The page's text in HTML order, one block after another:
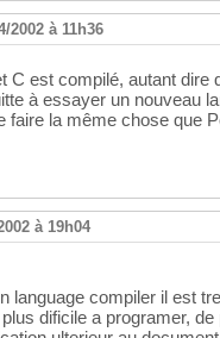
2002 à 11h36
C est compilé, autant dire
à essayer un nouveau
faire la même chose que
à 19h04
language compiler il est
dificile a programer, de